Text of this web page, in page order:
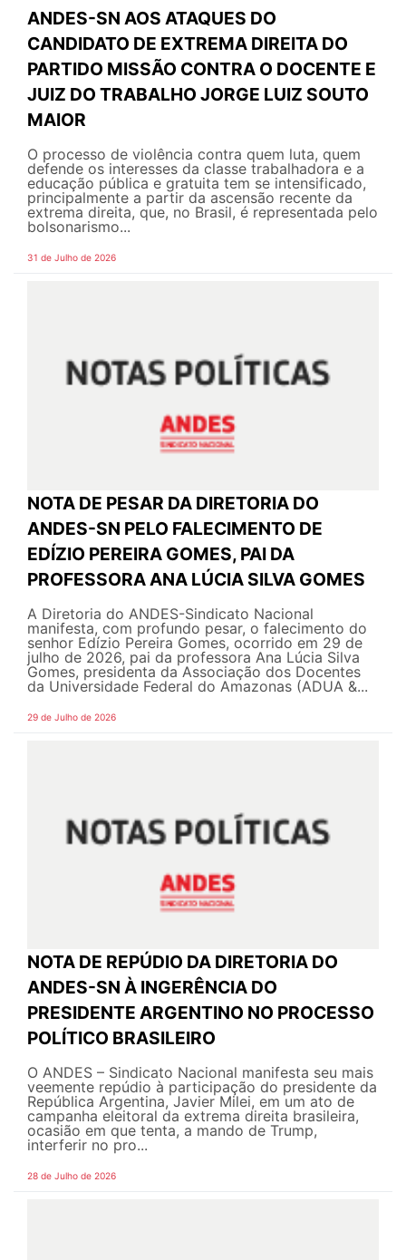
ANDES-SN AOS ATAQUES DO
CANDIDATO DE EXTREMA DIREITA DO
PARTIDO MISSÃO CONTRA O DOCENTE E
JUIZ DO TRABALHO JORGE LUIZ SOUTO
MAIOR
O processo de violência contra quem luta, quem
defende os interesses da classe trabalhadora e a
educação pública e gratuita tem se intensificado,
principalmente a partir da ascensão recente da
extrema direita, que, no Brasil, é representada pelo
bolsonarismo...
31 de Julho de 2026
NOTA DE PESAR DA DIRETORIA DO
ANDES-SN PELO FALECIMENTO DE
EDÍZIO PEREIRA GOMES, PAI DA
PROFESSORA ANA LÚCIA SILVA GOMES
A Diretoria do ANDES-Sindicato Nacional
manifesta, com profundo pesar, o falecimento do
senhor Edízio Pereira Gomes, ocorrido em 29 de
julho de 2026, pai da professora Ana Lúcia Silva
Gomes, presidenta da Associação dos Docentes
da Universidade Federal do Amazonas (ADUA &...
29 de Julho de 2026
NOTA DE REPÚDIO DA DIRETORIA DO
ANDES-SN À INGERÊNCIA DO
PRESIDENTE ARGENTINO NO PROCESSO
POLÍTICO BRASILEIRO
O ANDES – Sindicato Nacional manifesta seu mais
veemente repúdio à participação do presidente da
República Argentina, Javier Milei, em um ato de
campanha eleitoral da extrema direita brasileira,
ocasião em que tenta, a mando de Trump,
interferir no pro...
28 de Julho de 2026